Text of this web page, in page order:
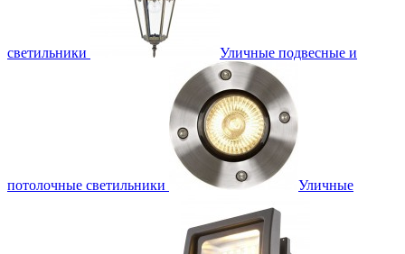
светильники Уличные подвесные и
потолочные светильники Уличные